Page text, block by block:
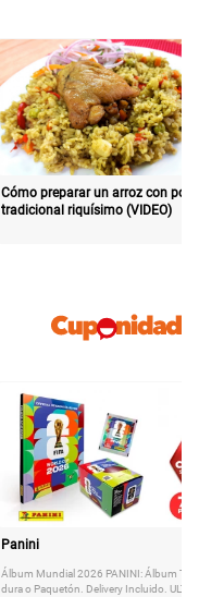
Cómo preparar un arroz con pollo
tradicional riquísimo (VIDEO)
Panini
Álbum Mundial 2026 PANINI: Álbum
dura o Paquetón. Delivery Incluido.